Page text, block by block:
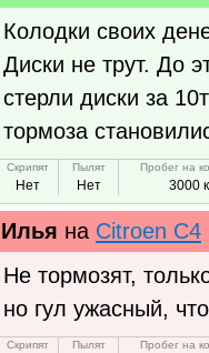
Колодки своих
Диски не трут. До
стерли диски за
тормоза
Скрипят
Нет
Пылят
Нет
Пробег на
3000
Илья на Citroen C4
Не тормозят,
но гул ужасный,
Скрипят Пылят Пробег на